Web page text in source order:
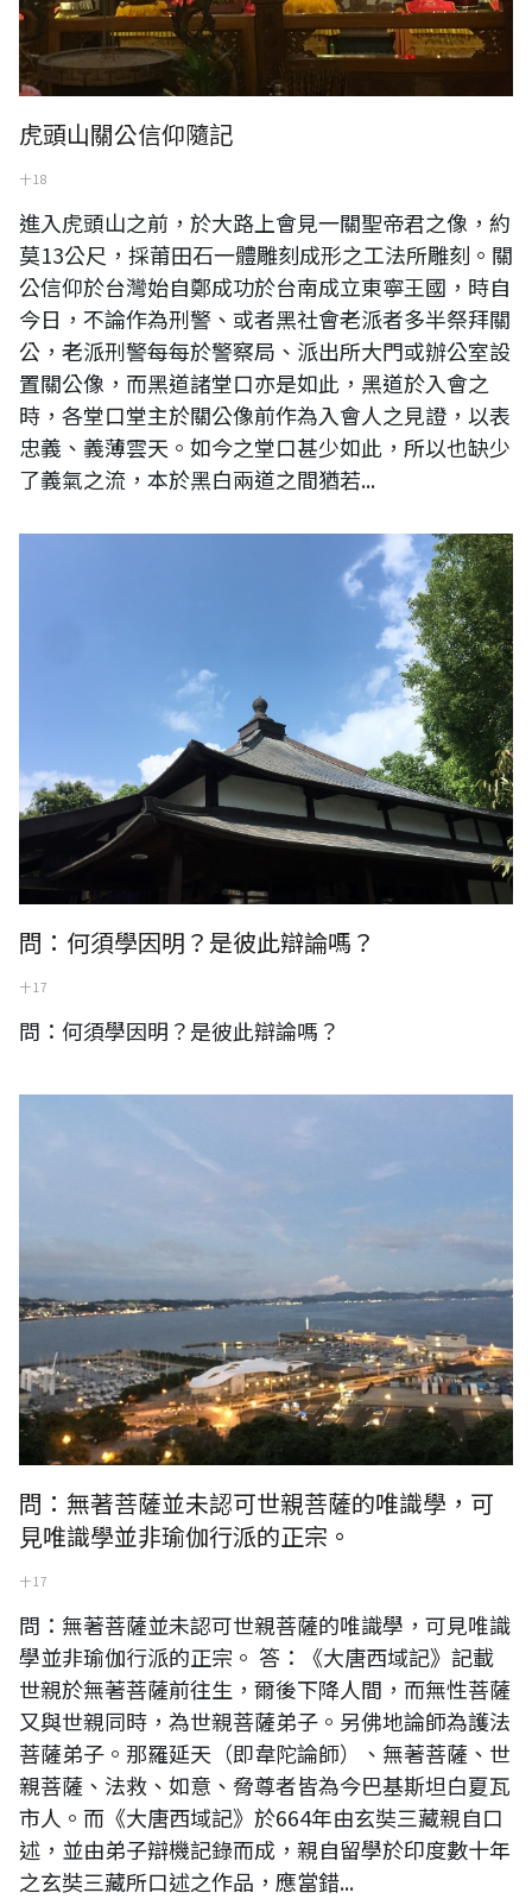
虎頭山關公信仰隨記
十 18
進入虎頭山之前，於大路上會見一關聖帝君之像，約
莫13公尺，採莆田石一體雕刻成形之工法所雕刻。關
公信仰於台灣始自鄭成功於台南成立東寧王國，時自
今日，不論作為刑警、或者黑社會老派者多半祭拜關
公，老派刑警每每於警察局、派出所大門或辦公室設
置關公像，而黑道諸堂口亦是如此，黑道於入會之
時，各堂口堂主於關公像前作為入會人之見證，以表
忠義、義薄雲天。如今之堂口甚少如此，所以也缺少
了義氣之流，本於黑白兩道之間猶若...
問：何須學因明？是彼此辯論嗎？
十 17
問：何須學因明？是彼此辯論嗎？
問：無著菩薩並未認可世親菩薩的唯識學，可
見唯識學並非瑜伽行派的正宗。
十 17
問：無著菩薩並未認可世親菩薩的唯識學，可見唯識
學並非瑜伽行派的正宗。 答：《大唐西域記》記載
世親於無著菩薩前往生，爾後下降人間，而無性菩薩
又與世親同時，為世親菩薩弟子。另佛地論師為護法
菩薩弟子。那羅延天（即韋陀論師）、無著菩薩、世
親菩薩、法救、如意、脅尊者皆為今巴基斯坦白夏瓦
市人。而《大唐西域記》於664年由玄奘三藏親自口
述，並由弟子辯機記錄而成，親自留學於印度數十年
之玄奘三藏所口述之作品，應當錯...